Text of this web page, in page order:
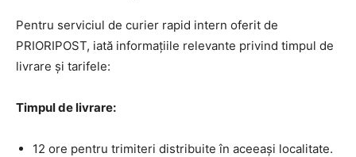
Pentru serviciul de curier rapid intern oferit de
PRIORIPOST, iată informațiile relevante privind timpul de
livrare și tarifele:
Timpul de livrare:
12 ore pentru trimiteri distribuite în aceeași localitate.